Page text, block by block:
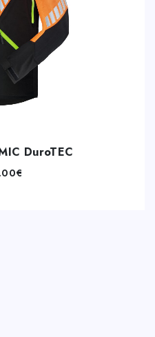
DuroTEC
€